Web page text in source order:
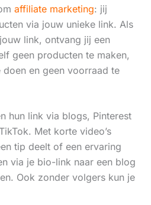
affiliate marketing: jij
via jouw unieke link. Als
link, ontvang jij een
geen producten te maken,
doen en geen voorraad te
hun link via blogs, Pinterest
Met korte video’s
tip deelt of een ervaring
via je bio-link naar een blog
Ook zonder volgers kun je